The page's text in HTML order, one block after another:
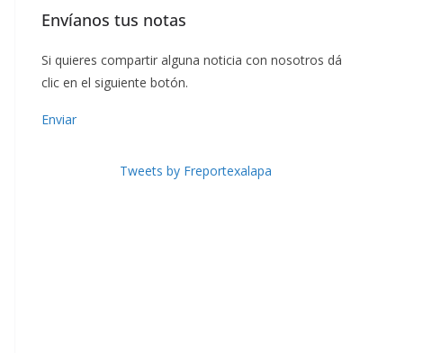
Envíanos tus notas
Si quieres compartir alguna noticia con nosotros dá
clic en el siguiente botón.
Enviar
Tweets by Freportexalapa